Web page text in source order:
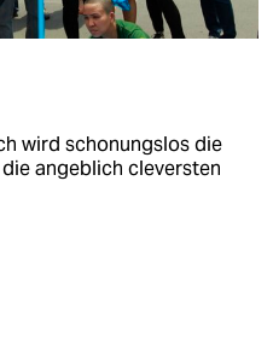
wird schonungslos die
angeblich cleversten